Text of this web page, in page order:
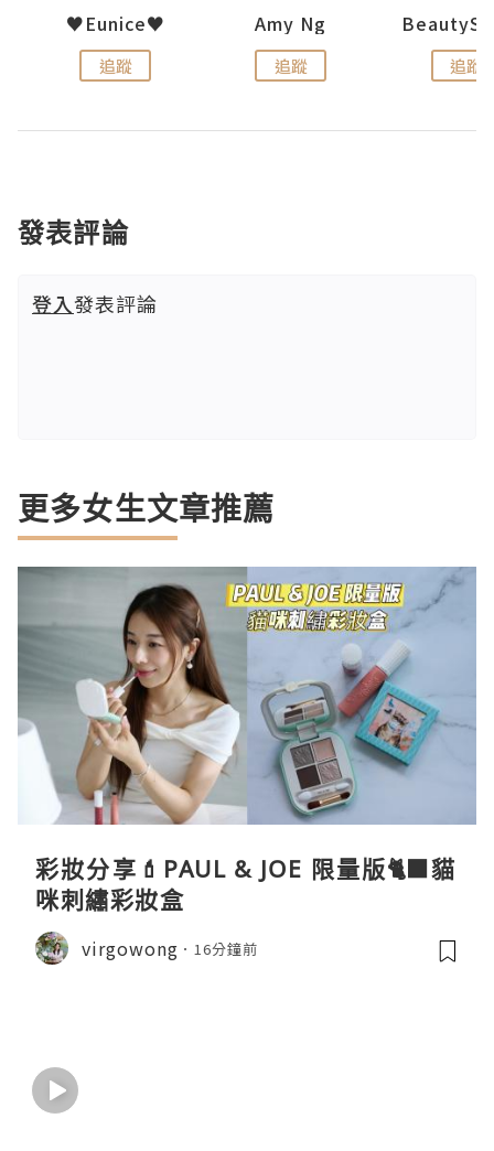
♥Eunice♥
追蹤
Amy Ng
追蹤 追蹤
發表評論
登入發表評論
更多女生文章推薦
彩妝分享💄PAUL & JOE 限量版🐈‍⬛貓
咪刺繡彩妝盒
virgowong 16分鐘前